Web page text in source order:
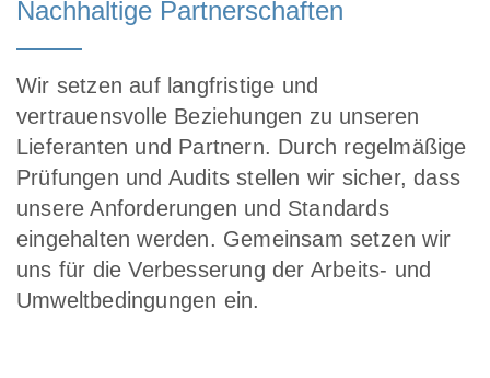
Nachhaltige Partnerschaften
Wir setzen auf langfristige und
vertrauensvolle Beziehungen zu unseren
Lieferanten und Partnern. Durch regelmäßige
Prüfungen und Audits stellen wir sicher, dass
unsere Anforderungen und Standards
eingehalten werden. Gemeinsam setzen wir
uns für die Verbesserung der Arbeits- und
Umweltbedingungen ein.